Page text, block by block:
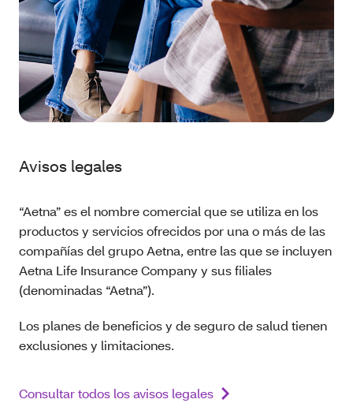
Avisos legales
“Aetna” es el nombre comercial que se utiliza en los
productos y servicios ofrecidos por una o más de las
compañías del grupo Aetna, entre las que se incluyen
Aetna Life Insurance Company y sus filiales
(denominadas “Aetna”).
Los planes de beneficios y de seguro de salud tienen
exclusiones y limitaciones.
Consultar todos los avisos legales